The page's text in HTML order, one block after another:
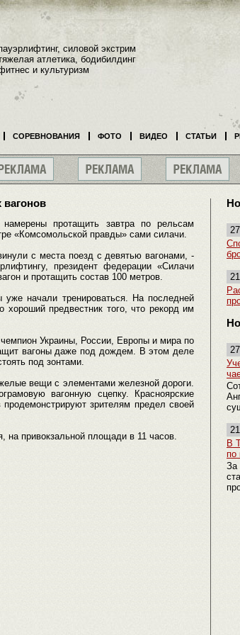
вагонов
протащить завтра по рельсам
«Комсомольской правды» сами силачи.
с места поезд с девятью вагонами, -
президент федерации «Силачи
и протащить состав 100 метров.
начали тренироваться. На последней
предвестник того, что рекорд им
Украины, России, Европы и мира по
вагоны даже под дождем. В этом деле
под зонтами.
вещи с элементами железной дороги.
вагонную сцепку. Красноярские
зрителям предел своей
на привокзальной площади в 11 часов.
В
по
За
силовой экстрим
атлетика, бодибилдинг
и культуризм
СОРЕВНОВАНИЯ ФОТО ВИДЕО СТАТЬИ